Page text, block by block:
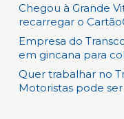
Chegou à Grande
recarregar o
Empresa do
em gincana para
Quer trabalhar no
Motoristas pode